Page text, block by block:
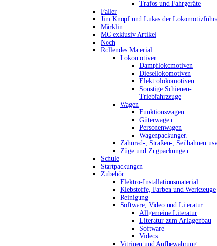
Trafos und Fahrgeräte
Faller
Jim Knopf und Lukas der
Märklin
MC exklusiv Artikel
Noch
Rollendes Material
Lokomotiven
Dampflokomotiven
Diesellokomotiven
Elektrolokomotiven
Sonstige Schienen-
Triebfahrzeuge
Wagen
Funktionswagen
Güterwagen
Personenwagen
Wagenpackungen
Zahnrad-, Straßen-, Seilbahnen
Züge und Zugpackungen
Schule
Startpackungen
Zubehör
Elektro-Installationsmaterial
Klebstoffe, Farben und Werkzeuge
Reinigung
Software, Video und Literatur
Allgemeine Literatur
Literatur zum Anlagenbau
Software
Videos
Vitrinen und Aufbewahrung